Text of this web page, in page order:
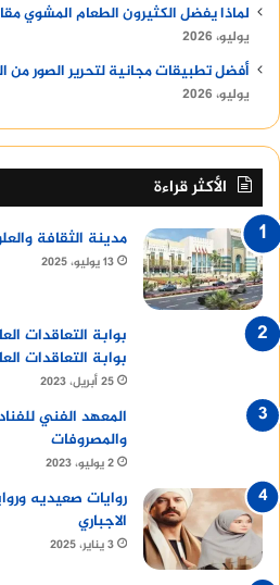
لماذا يفضل الكثيرون الطعام المشوي
يوليو، 2026
أفضل تطبيقات مجانية لتحرير الصور
يوليو، 2026
الأكثر قراءة
مدينة الثقافة
13 يوليو، 2025
بوابة التعاقدات
بوابة التعاقدات
25 أبريل، 2023
المعهد الفني
والمصروفات
2 يوليو، 2023
روايات صعيديه
الاجباري
3 يناير، 2025